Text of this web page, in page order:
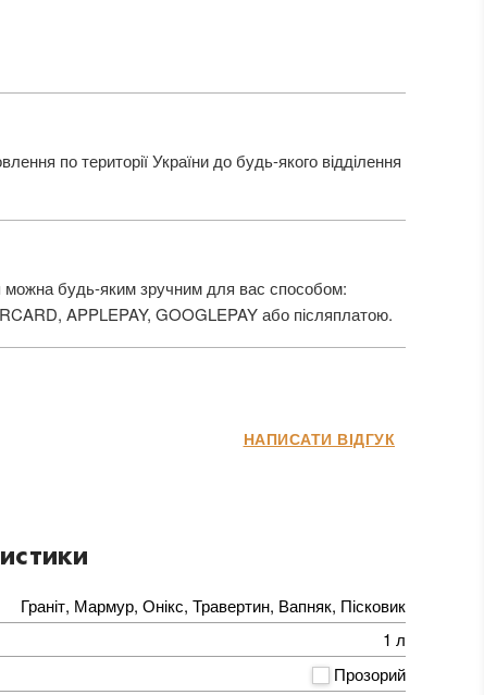
по території України до будь-якого відділення
будь-яким зручним для вас способом:
APPLEPAY, GOOGLEPAY або післяплатою.
НАПИСАТИ ВІДГУК
Граніт, Мармур, Онікс, Травертин, Вапняк, Пісковик
1 л
Прозорий